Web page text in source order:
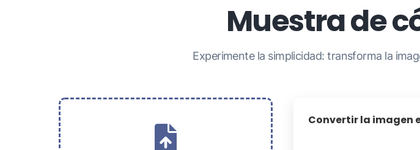
Muestra de
Experimente la simplicidad: transforma la
Convertir la imagen